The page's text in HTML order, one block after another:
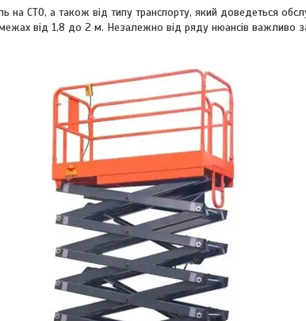
на СТО, а також від типу транспорту, який доведеться
межах від 1,8 до 2 м. Незалежно від ряду нюансів важливо